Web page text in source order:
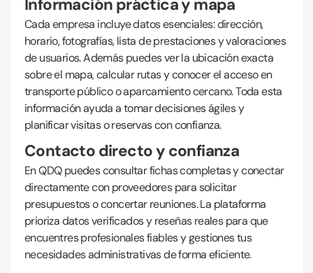
Información práctica y mapa
Cada empresa incluye datos esenciales: dirección,
horario, fotografías, lista de prestaciones y valoraciones
de usuarios. Además puedes ver la ubicación exacta
sobre el mapa, calcular rutas y conocer el acceso en
transporte público o aparcamiento cercano. Toda esta
información ayuda a tomar decisiones ágiles y
planificar visitas o reservas con confianza.
Contacto directo y confianza
En QDQ puedes consultar fichas completas y conectar
directamente con proveedores para solicitar
presupuestos o concertar reuniones. La plataforma
prioriza datos verificados y reseñas reales para que
encuentres profesionales fiables y gestiones tus
necesidades administrativas de forma eficiente.